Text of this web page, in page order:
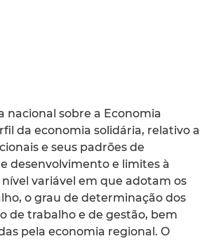
sobre a Economia
da economia solidária, relativo a
e seus padrões de
desenvolvimento e limites à
variável em que adotam os
o grau de determinação dos
de trabalho e de gestão, bem
pela economia regional. O